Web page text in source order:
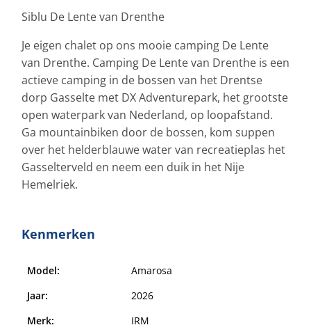
Siblu De Lente van Drenthe
Je eigen chalet op ons mooie camping De Lente
van Drenthe. Camping De Lente van Drenthe is een
actieve camping in de bossen van het Drentse
dorp Gasselte met DX Adventurepark, het grootste
open waterpark van Nederland, op loopafstand.
Ga mountainbiken door de bossen, kom suppen
over het helderblauwe water van recreatieplas het
Gasselterveld en neem een duik in het Nije
Hemelriek.
Kenmerken
Model:
Amarosa
Jaar:
2026
Merk:
IRM